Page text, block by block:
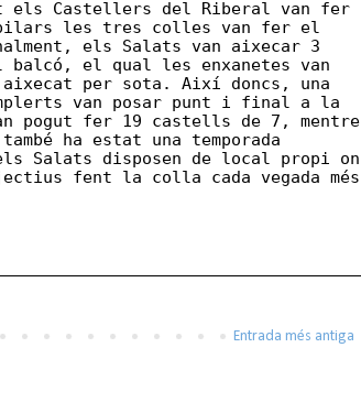
Castellers del Riberal van fer
les tres colles van fer el
els Salats van aixecar 3
el qual les enxanetes van
per sota. Així doncs, una
van posar punt i final a la
pogut fer 19 castells de 7, mentre
ha estat una temporada
Salats disposen de local propi on
fent la colla cada vegada més
Entrada més antiga